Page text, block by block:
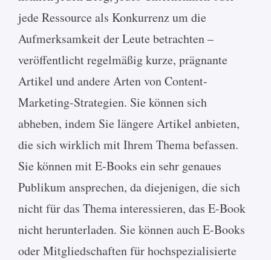
jede Ressource als Konkurrenz um die
Aufmerksamkeit der Leute betrachten –
veröffentlicht regelmäßig kurze, prägnante
Artikel und andere Arten von Content-
Marketing-Strategien. Sie können sich
abheben, indem Sie längere Artikel anbieten,
die sich wirklich mit Ihrem Thema befassen.
Sie können mit E-Books ein sehr genaues
Publikum ansprechen, da diejenigen, die sich
nicht für das Thema interessieren, das E-Book
nicht herunterladen. Sie können auch E-Books
oder Mitgliedschaften für hochspezialisierte